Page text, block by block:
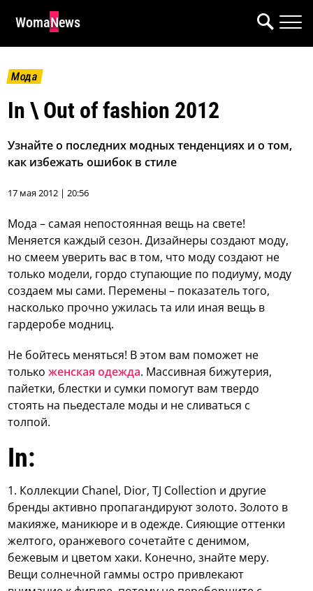
WomaNews
Мода
In \ Out of fashion 2012
Узнайте о последних модных тенденциях и о том,
как избежать ошибок в стиле
17 мая 2012 | 20:56
Мода – самая непостоянная вещь на свете!
Меняется каждый сезон. Дизайнеры создают моду,
но смеем уверить вас в том, что моду создают не
только модели, гордо ступающие по подиуму, моду
создаем мы сами. Перемены – показатель того,
насколько прочно ужилась та или иная вещь в
гардеробе модниц.
Не бойтесь меняться! В этом вам поможет не
толькоженская одежда. Массивная бижутерия,
пайетки, блестки и сумки помогут вам твердо
стоять на пьедестале моды и не сливаться с
толпой.
In:
1. Коллекции Chanel, Dior, TJ Collection и другие
бренды активно пропагандируют золото. Золото в
макияже, маникюре и в одежде. Сияющие оттенки
желтого, оранжевого сочетайте с денимом,
бежевым и цветом хаки. Конечно, знайте меру.
Вещи солнечной гаммы остро привлекают